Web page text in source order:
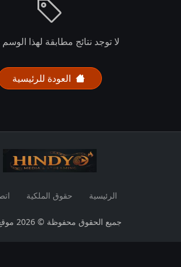
لا توجد نتائج مطابقة لهذا الوسم
العودة للرئيسية
الرئيسية حقوق الملكية
جميع الحقوق محفوظة © 2026 موقع هنديو